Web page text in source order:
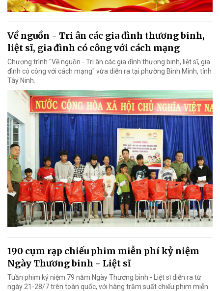
Về nguồn - Tri ân các gia đình thương binh,
liệt sĩ, gia đình có công với cách mạng
Chương trình "Về nguồn - Tri ân các gia đình thương binh, liệt sĩ, gia
đình có công với cách mạng" vừa diễn ra tại phường Bình Minh, tỉnh
Tây Ninh.
190 cụm rạp chiếu phim miễn phí kỷ niệm
Ngày Thương binh - Liệt sĩ
Tuần phim kỷ niệm 79 năm Ngày Thương binh - Liệt sĩ diễn ra từ
ngày 21-28/7 trên toàn quốc, với hàng trăm suất chiếu phim miễn